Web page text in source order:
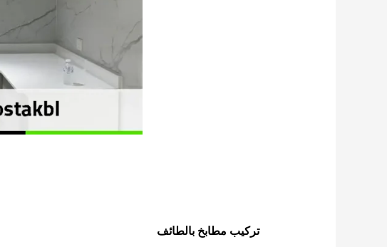
تركيب مطابخ بالطائف